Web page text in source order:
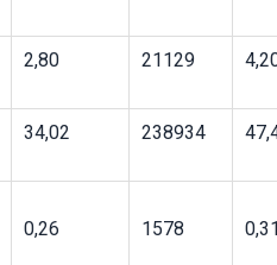
2,80 21129
34,02 238934
0,26 1578